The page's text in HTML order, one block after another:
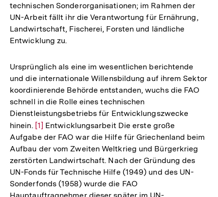
technischen Sonderorganisationen; im Rahmen der
UN-Arbeit fällt ihr die Verantwortung für Ernährung,
Landwirtschaft, Fischerei, Forsten und ländliche
Entwicklung zu.
Ursprünglich als eine im wesentlichen berichtende
und die internationale Willensbildung auf ihrem Sektor
koordinierende Behörde entstanden, wuchs die FAO
schnell in die Rolle eines technischen
Dienstleistungsbetriebs für Entwicklungszwecke
hinein. Zur
Auflösung
der
Fußnote
[1] Entwicklungsarbeit Die erste große
Aufgabe der FAO war die Hilfe für Griechenland beim
Aufbau der vom Zweiten Weltkrieg und Bürgerkrieg
zerstörten Landwirtschaft. Nach der Gründung des
UN-Fonds für Technische Hilfe (1949) und des UN-
Sonderfonds (1958) wurde die FAO
Hauptauftragnehmer dieser später im UN-